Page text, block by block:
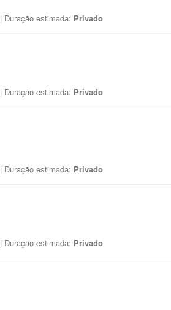
| Duração estimada: Privado
| Duração estimada: Privado
| Duração estimada: Privado
| Duração estimada: Privado